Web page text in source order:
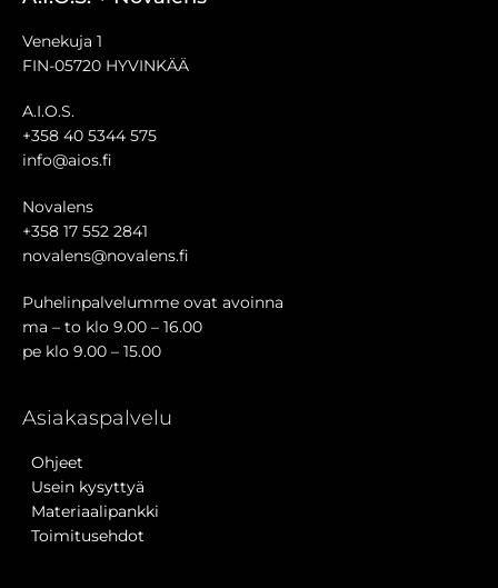
Venekuja 1
FIN-05720 HYVINKÄÄ
A.I.O.S.
+358 40 5344 575
info@aios.fi
Novalens
+358 17 552 2841
novalens@novalens.fi
Puhelinpalvelumme ovat avoinna
ma – to klo 9.00 – 16.00
pe klo 9.00 – 15.00
Asiakaspalvelu
Ohjeet
Usein kysyttyä
Materiaalipankki
Toimitusehdot